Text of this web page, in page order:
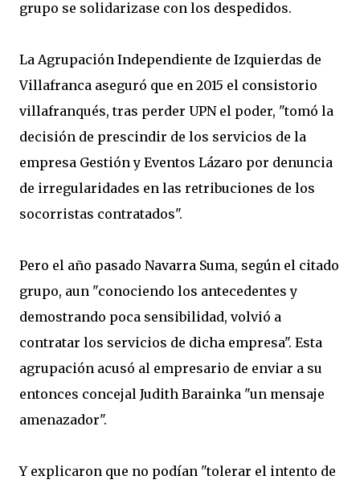
grupo se solidarizase con los despedidos.
La Agrupación Independiente de Izquierdas de
Villafranca aseguró que en 2015 el consistorio
villafranqués, tras perder UPN el poder, "tomó la
decisión de prescindir de los servicios de la
empresa Gestión y Eventos Lázaro por denuncia
de irregularidades en las retribuciones de los
socorristas contratados".
Pero el año pasado Navarra Suma, según el citado
grupo, aun "conociendo los antecedentes y
demostrando poca sensibilidad, volvió a
contratar los servicios de dicha empresa". Esta
agrupación acusó al empresario de enviar a su
entonces concejal Judith Barainka "un mensaje
amenazador".
Y explicaron que no podían "tolerar el intento de